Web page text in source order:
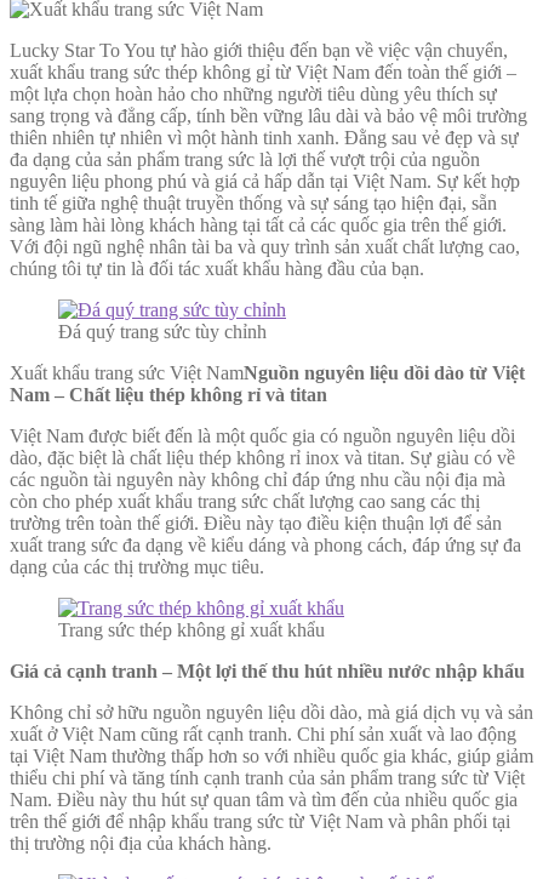
Lucky Star To You tự hào giới thiệu đến bạn về việc vận chuyển,
xuất khẩu trang sức thép không gỉ từ Việt Nam đến toàn thế giới –
một lựa chọn hoàn hảo cho những người tiêu dùng yêu thích sự
sang trọng và đẳng cấp, tính bền vững lâu dài và bảo vệ môi trường
thiên nhiên tự nhiên vì một hành tinh xanh. Đằng sau vẻ đẹp và sự
đa dạng của sản phẩm trang sức là lợi thế vượt trội của nguồn
nguyên liệu phong phú và giá cả hấp dẫn tại Việt Nam. Sự kết hợp
tinh tế giữa nghệ thuật truyền thống và sự sáng tạo hiện đại, sẵn
sàng làm hài lòng khách hàng tại tất cả các quốc gia trên thế giới.
Với đội ngũ nghệ nhân tài ba và quy trình sản xuất chất lượng cao,
chúng tôi tự tin là đối tác xuất khẩu hàng đầu của bạn.
Đá quý trang sức tùy chỉnh
Xuất khẩu trang sức Việt NamNguồn nguyên liệu dồi dào từ Việt
Nam – Chất liệu thép không rỉ và titan
Việt Nam được biết đến là một quốc gia có nguồn nguyên liệu dồi
dào, đặc biệt là chất liệu thép không rỉ inox và titan. Sự giàu có về
các nguồn tài nguyên này không chỉ đáp ứng nhu cầu nội địa mà
còn cho phép xuất khẩu trang sức chất lượng cao sang các thị
trường trên toàn thế giới. Điều này tạo điều kiện thuận lợi để sản
xuất trang sức đa dạng về kiểu dáng và phong cách, đáp ứng sự đa
dạng của các thị trường mục tiêu.
Trang sức thép không gỉ xuất khẩu
Giá cả cạnh tranh – Một lợi thế thu hút nhiều nước nhập khẩu
Không chỉ sở hữu nguồn nguyên liệu dồi dào, mà giá dịch vụ và sản
xuất ở Việt Nam cũng rất cạnh tranh. Chi phí sản xuất và lao động
tại Việt Nam thường thấp hơn so với nhiều quốc gia khác, giúp giảm
thiểu chi phí và tăng tính cạnh tranh của sản phẩm trang sức từ Việt
Nam. Điều này thu hút sự quan tâm và tìm đến của nhiều quốc gia
trên thế giới để nhập khẩu trang sức từ Việt Nam và phân phối tại
thị trường nội địa của khách hàng.